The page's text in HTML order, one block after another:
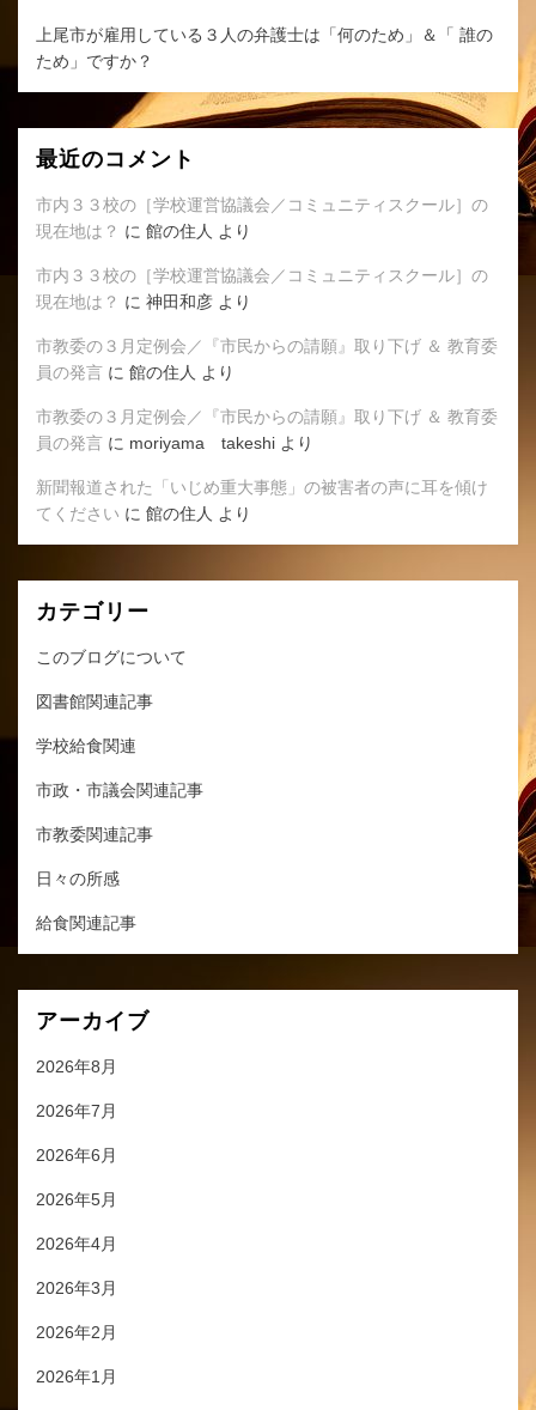
上尾市が雇用している３人の弁護士は「何のため」＆「 誰の
ため」ですか？
最近のコメント
市内３３校の［学校運営協議会／コミュニティスクール］の
現在地は？ に 館の住人 より
市内３３校の［学校運営協議会／コミュニティスクール］の
現在地は？ に 神田和彦 より
市教委の３月定例会／『市民からの請願』取り下げ ＆ 教育委
員の発言 に 館の住人 より
市教委の３月定例会／『市民からの請願』取り下げ ＆ 教育委
員の発言 に moriyama takeshi より
新聞報道された「いじめ重大事態」の被害者の声に耳を傾け
てください に 館の住人 より
カテゴリー
このブログについて
図書館関連記事
学校給食関連
市政・市議会関連記事
市教委関連記事
日々の所感
給食関連記事
アーカイブ
2026年8月
2026年7月
2026年6月
2026年5月
2026年4月
2026年3月
2026年2月
2026年1月